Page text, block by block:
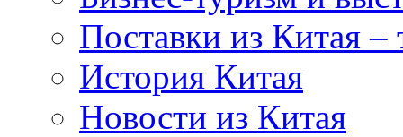
Поставки из Китая
История Китая
Новости из Китая